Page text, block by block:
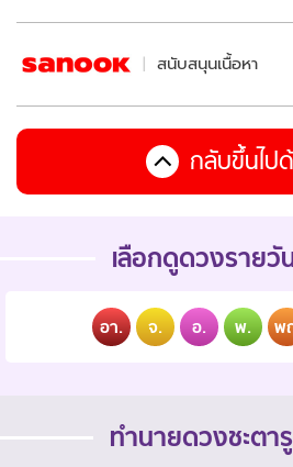
สนับสนุนเนื้อหา
กลับขึ้นไป
เลือกดูดวงรายวั
อา. จ. อ. พ. พ
ทำนายดวงชะตา